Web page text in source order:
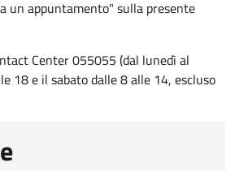
un appuntamento" sulla presente
Center 055055 (dal lunedì al
18 e il sabato dalle 8 alle 14, escluso